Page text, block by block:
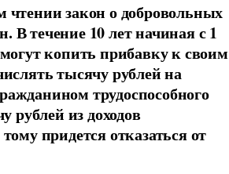
чтении закон о добровольных
течение 10 лет начиная с 1
копить прибавку к своим
тысячу рублей на
трудоспособного
рублей из доходов
придется отказаться от